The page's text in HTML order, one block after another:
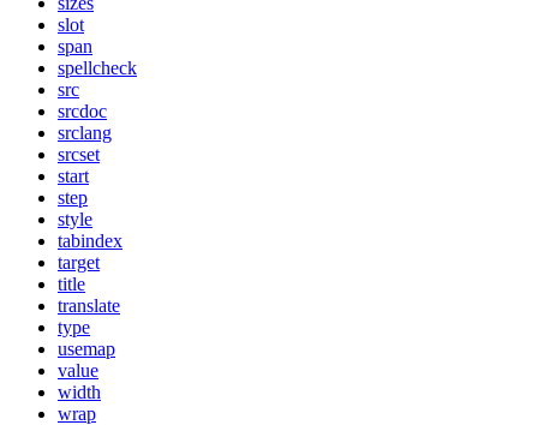
slot
span
spellcheck
src
srcdoc
srclang
srcset
start
step
style
tabindex
target
title
translate
type
usemap
value
width
wrap